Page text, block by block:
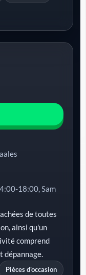
18:00, Sam
de toutes
ainsi qu'un
comprend
dépannage.
Pièces d'occasion